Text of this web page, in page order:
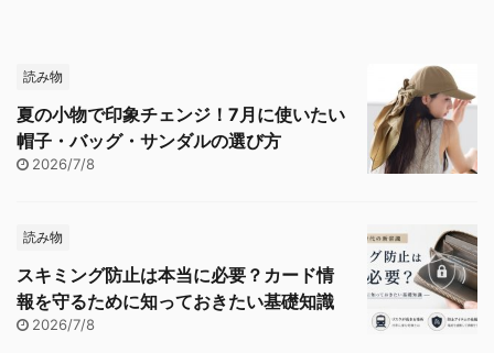
読み物
夏の小物で印象チェンジ！7月に使いたい
帽子・バッグ・サンダルの選び方
2026/7/8
読み物
スキミング防止は本当に必要？カード情
報を守るために知っておきたい基礎知識
2026/7/8